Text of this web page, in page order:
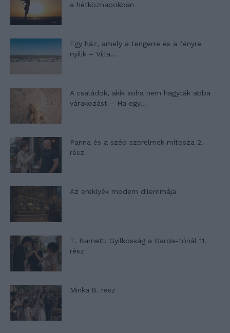
a hétköznapokban
Egy ház, amely a tengerre és a fényre
nyílik – Villa...
A családok, akik soha nem hagyták abba
várakozást – Ha egy...
Panna és a szép szerelmek mítosza 2.
rész
Az ereklyék modern dilemmája
T. Barnett: Gyilkosság a Garda-tónál 11.
rész
Minka 8. rész